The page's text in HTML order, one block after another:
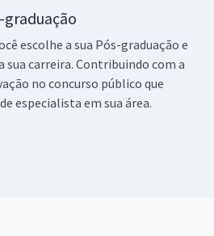
escolhe a sua Pós-graduação e
carreira. Contribuindo com a
no concurso público que
especialista em sua área.